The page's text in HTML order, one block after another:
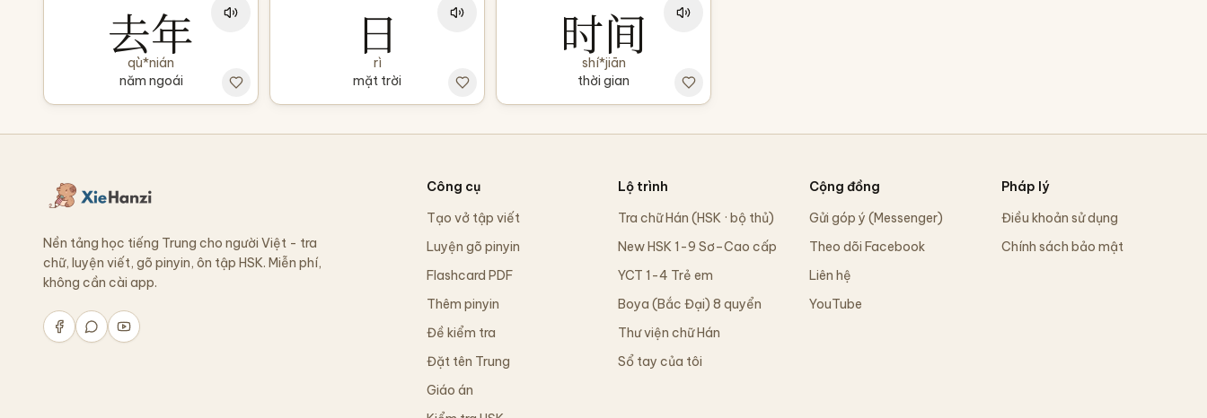
去年
qù*nián
năm ngoái
日
rì
mặt trời
时间
shí*jiān
thời gian
Nền tảng học tiếng Trung cho người Việt - tra
chữ, luyện viết, gõ pinyin, ôn tập HSK. Miễn phí,
không cần cài app.
Công cụ
Tạo vở tập viết
Luyện gõ pinyin
Flashcard PDF
Thêm pinyin
Đề kiểm tra
Đặt tên Trung
Giáo án
Lộ trình
Tra chữ Hán (HSK · bộ thủ)
New HSK 1-9 Sơ–Cao cấp
YCT 1-4 Trẻ em
Boya (Bắc Đại) 8 quyển
Thư viện chữ Hán
Sổ tay của tôi
Cộng đồng
Gửi góp ý (Messenger)
Theo dõi Facebook
Liên hệ
YouTube
Pháp lý
Điều khoản sử dụng
Chính sách bảo mật